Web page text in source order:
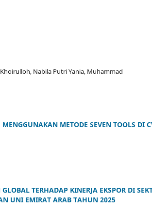
Nabila Putri Yania, Muhammad
METODE SEVEN TOOLS DI
TERHADAP KINERJA EKSPOR DI
UNI EMIRAT ARAB TAHUN 2025